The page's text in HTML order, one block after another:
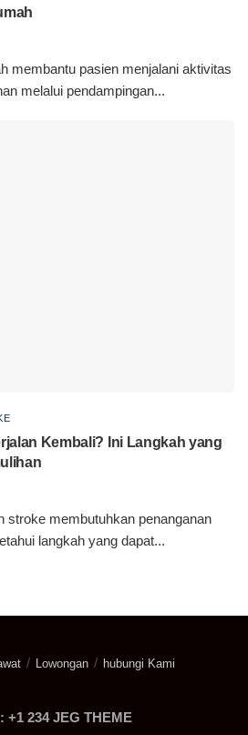
membantu pasien menjalani aktivitas
melalui pendampingan...
Kembali? Ini Langkah yang
stroke membutuhkan penanganan
langkah yang dapat...
Lowongan hubungi Kami
+1 234 JEG THEME